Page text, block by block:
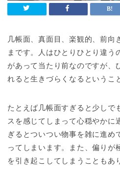
几帳面、真面目、楽観的、前向
まです。人はひとりひとり違う
があって当たり前なのですが、
れると生きづらくなるというこ
たとえば几帳面すぎると少しで
スを感じてしまって心穏やかに
ぎるとついつい物事を雑に進め
ってしまいます。また、偏りが
を引き起こしてしまうこともあ